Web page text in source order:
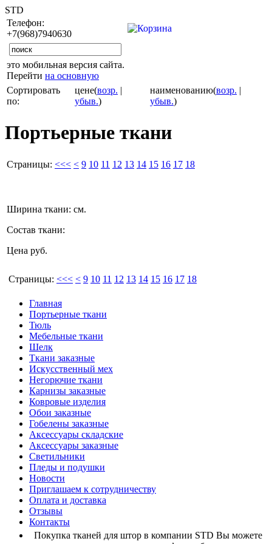
STD
Телефон:
+7(968)7940630
это мобильная версия сайта.
Перейти на основную
Сортировать
по:
цене(возр. |
убыв.)
наименованию(возр. |
убыв.)
Портьерные ткани
Страницы: <<< < 9 10 11 12 13 14 15 16 17 18
Ширина ткани: см.
Состав ткани:
Цена руб.
Страницы: <<< < 9 10 11 12 13 14 15 16 17 18
Главная
Портьерные ткани
Тюль
Мебельные ткани
Шелк
Ткани заказные
Искусственный мех
Негорючие ткани
Карнизы заказные
Ковровые изделия
Обои заказные
Гобелены заказные
Аксессуары складские
Аксессуары заказные
Светильники
Пледы и подушки
Новости
Приглашаем к сотрудничеству
Оплата и доставка
Отзывы
Контакты
Покупка тканей для штор в компании STD Вы можете